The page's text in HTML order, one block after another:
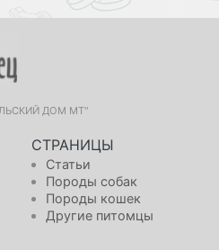
ДОМ МТ"
СТРАНИЦЫ
Статьи
Породы собак
Породы кошек
Другие питомцы